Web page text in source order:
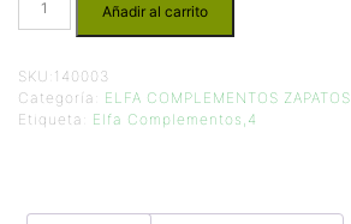
Añadir al carrito
SKU: 140003
Categoría: ELFA COMPLEMENTOS ZAPATOS
Etiqueta: Elfa Complementos,4